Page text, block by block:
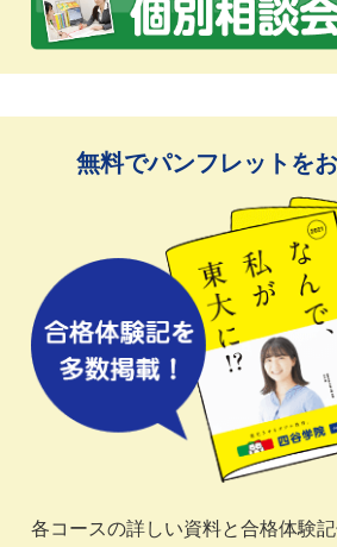
無料でパンフレットを
各コースの詳しい資料と合格体験